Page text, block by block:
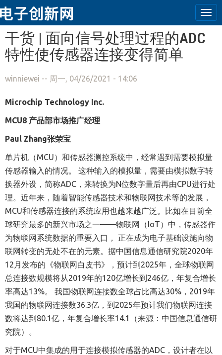
跳转到主要内容
干货 | 面向信号处理过程的ADC
特性使传感器连接变得简单
winniewei -- 周一, 04/26/2021 - 14:06
Microchip Technology Inc.
MCU8 产品部市场推广经理
Paul Zhang张荣宝
单片机 （MCU）和传感器测控系统中，经常遇到需要模拟量
传感器输入的情况。 这种输入的模拟量，需要由模拟数字转
换器外设，简称ADC ， 来转换为N位数字量后再由CPU进行处
理。近年来，随着智能传感器技术和物联网技术等的发展，
MCU和传感器连接的系统应用也越来越广泛。比如在目前全
球研究最多的新兴市场之一——物联网（IoT）中，传感器作
为物联网系统数据的重要入口，
正在成为电子基础设施向物
联网转变的无处不在的元素。 据中国信息通信研究院2020年
1 2 月发布的《物联网白皮书》，预计到2025年，全球物联网
总连接数规模将从2019年的1 20亿增长到246亿，年复合增长
率高达1 3%。 我国物联网连接数全球占比高达30% ，2019年
我国的物联网连接数36.3亿，到2025年预计我们物联网连接
数将达到80.1亿，年复合增长率1 4.1（来源：中国信息通信研
究院）。
对于MCU中集成的用于连接模拟传感器的ADC，设计者在以